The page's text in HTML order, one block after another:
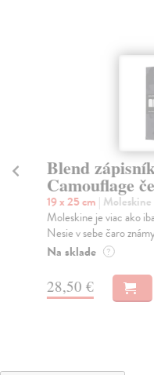
Blend
Camouflage
19 x 25 cm | Moleskine
Moleskine je viac ako
Nesie v sebe čaro
Na sklade ?
28,50 €